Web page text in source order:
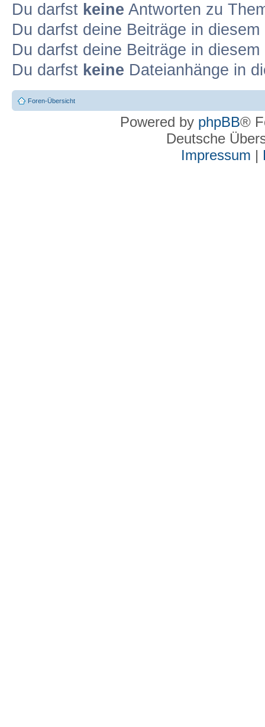
Du darfst keine Antworten zu
Du darfst deine Beiträge in
Du darfst deine Beiträge in
Du darfst keine Dateianhänge in
Foren-Übersicht
Powered by phpBB®
Deutsche
Impressum |